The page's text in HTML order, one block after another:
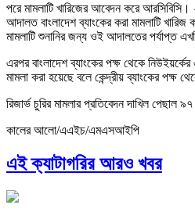
পরে মামলাটি খারিজের আবেদন করে
আদালত বাংলাদেশ ব্যাংকের করা মামলাটি
মামলাটি শুনানির জন্য ওই আদালতের পর্যাপ্ত
এরপর বাংলাদেশ ব্যাংকের পক্ষ থেকে
মামলা করা হয়েছে বলে কেন্দ্রীয় ব্যাংকের পক্ষ
রিজার্ভ চুরির মামলার প্রতিবেদন দাখিল পেছাল ৯৭
কালের আলো/এএইচ/এমএসআইপি
এই ক্যাটাগরির আরও খবর